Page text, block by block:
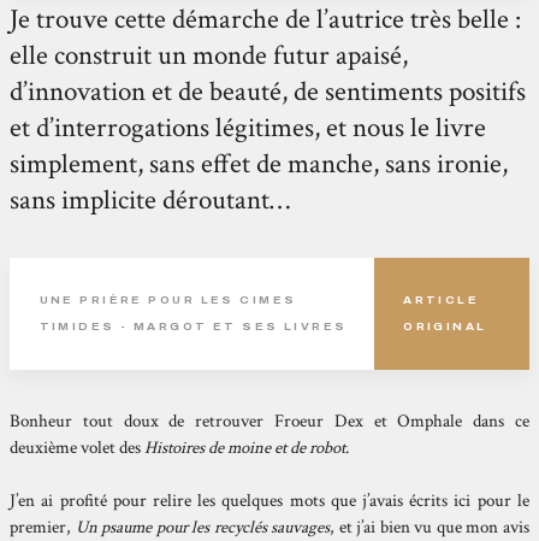
Je trouve cette démarche de l’autrice très belle :
elle construit un monde futur apaisé,
d’innovation et de beauté, de sentiments positifs
et d’interrogations légitimes, et nous le livre
simplement, sans effet de manche, sans ironie,
sans implicite déroutant…
UNE PRIÈRE POUR LES CIMES
TIMIDES - MARGOT ET SES LIVRES
ARTICLE
ORIGINAL
Bonheur tout doux de retrouver Froeur Dex et Omphale dans ce
deuxième volet desHistoires de moine et de robot.
J’en ai profité pour relire les quelques mots que j’avais écrits ici pour le
premier, Un psaume pour les recyclés sauvages, et j’ai bien vu que mon avis